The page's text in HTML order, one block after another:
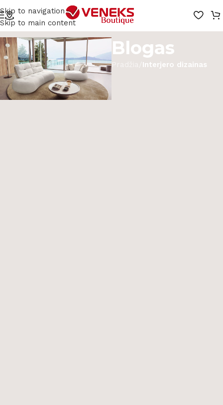
Skip to navigation
Skip to main content
Blogas
Interjero dizainas